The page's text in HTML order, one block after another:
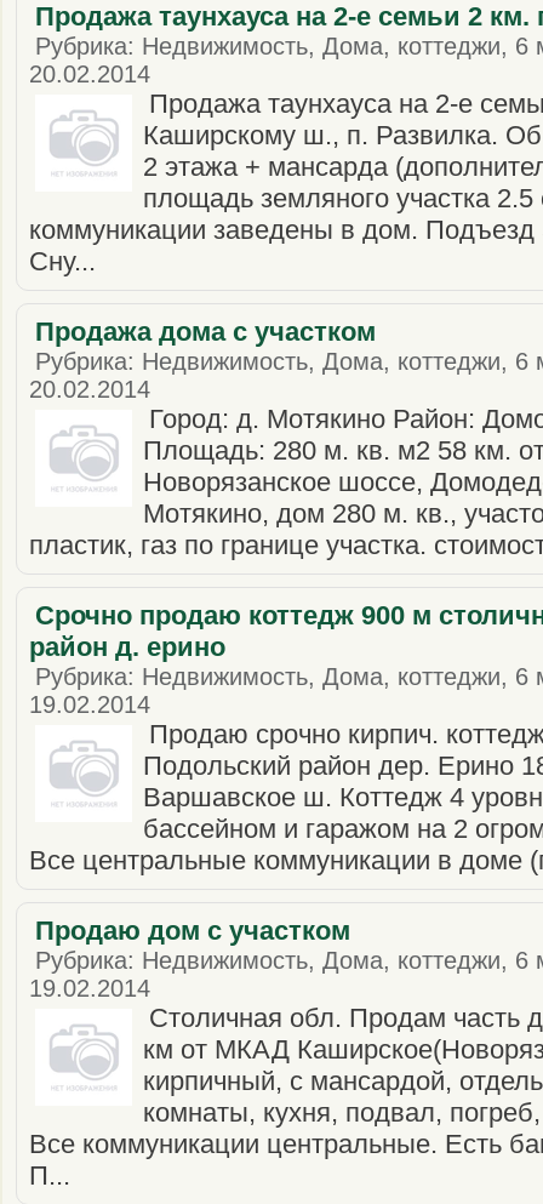
Продажа таунхауса на 2-е семьи 2
Рубрика: Недвижимость, Дома, коттеджи, 6
20.02.2014
Продажа таунхауса на 2-е
Каширскому ш., п. Развилка.
2 этажа + мансарда
площадь земляного участка
коммуникации заведены в дом.
Сну...
Продажа дома с участком
Рубрика: Недвижимость, Дома, коттеджи, 6
20.02.2014
Город: д. Мотякино Район:
Площадь: 280 м. кв. м2 58 км.
Новорязанское шоссе,
Мотякино, дом 280 м. кв.,
пластик, газ по границе участка.
Срочно продаю коттедж 900 м
район д. ерино
Рубрика: Недвижимость, Дома, коттеджи, 6
19.02.2014
Продаю срочно кирпич.
Подольский район дер. Ерино
Варшавское ш. Коттедж 4
бассейном и гаражом на 2
Все центральные коммуникации в доме
Продаю дом с участком
Рубрика: Недвижимость, Дома, коттеджи, 6
19.02.2014
Столичная обл. Продам часть
км от МКАД
кирпичный, с мансардой,
комнаты, кухня, подвал,
Все коммуникации центральные. Есть
П...